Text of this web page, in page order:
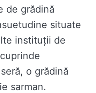
de grădină
situate
instituții de
o grădină
sarman.